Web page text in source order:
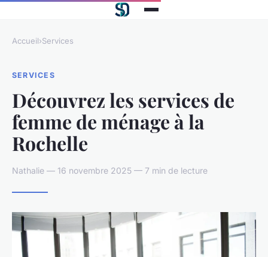
Accueil›Services
SERVICES
Découvrez les services de
femme de ménage à la
Rochelle
Nathalie — 16 novembre 2025 — 7 min de lecture